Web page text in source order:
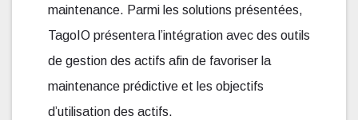
maintenance. Parmi les solutions présentées,
TagoIO présentera l’intégration avec des outils
de gestion des actifs afin de favoriser la
maintenance prédictive et les objectifs
d’utilisation des actifs.